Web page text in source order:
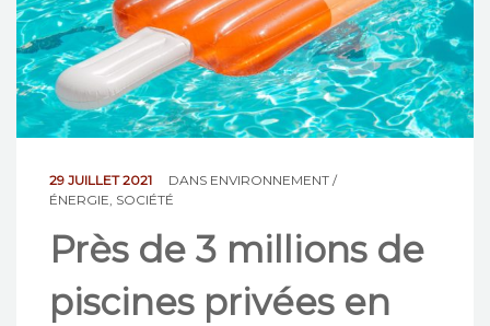
NOS ACTIONS
CONTACT
29 JUILLET 2021 DANS ENVIRONNEMENT /
ÉNERGIE, SOCIÉTÉ
Près de 3 millions de
piscines privées en